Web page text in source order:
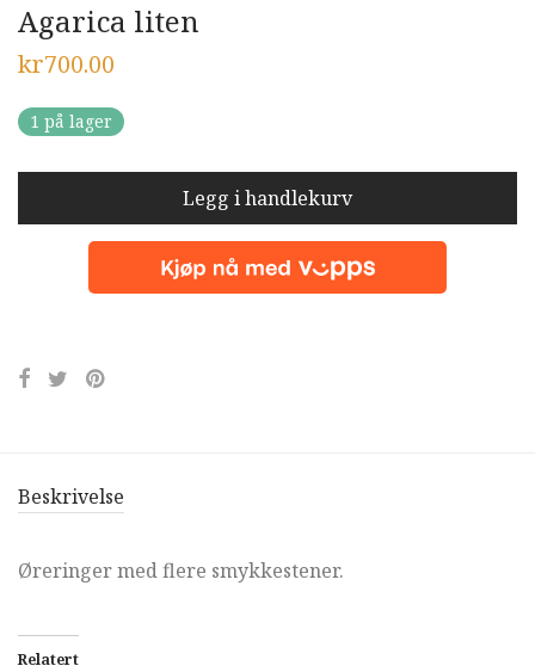
Agarica liten
kr700.00
1 på lager
Legg i handlekurv
Beskrivelse
Øreringer med flere smykkestener.
Relatert